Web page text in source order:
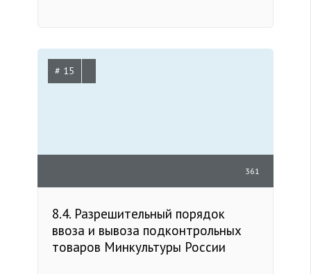
# 15
361
8.4. Разрешительный порядок
ввоза и вывоза подконтрольных
товаров Минкультуры России